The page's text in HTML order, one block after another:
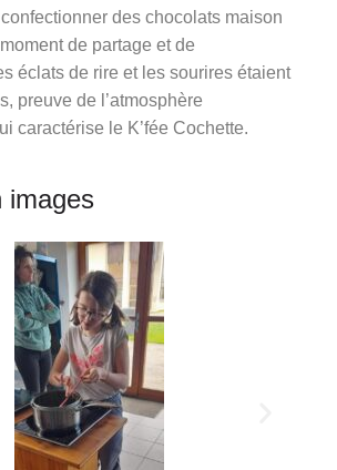
des chocolats maison
de partage et de
éclats de rire et les sourires étaient
preuve de l’atmosphère
caractérise le K’fée Cochette.
images